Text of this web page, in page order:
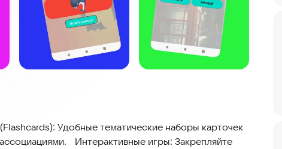
Удобные тематические наборы карточек
игры: Закрепляйте